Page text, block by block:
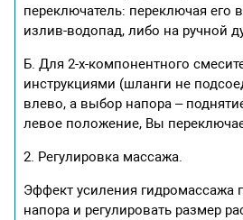
переключатель: переключая
излив-водопад, либо на ручной
Б. Для 2-х-компонентного
инструкциями (шланги не
влево, а выбор напора –
левое положение, Вы
2. Регулировка массажа.
Эффект усиления гидромассажа
напора и регулировать размер